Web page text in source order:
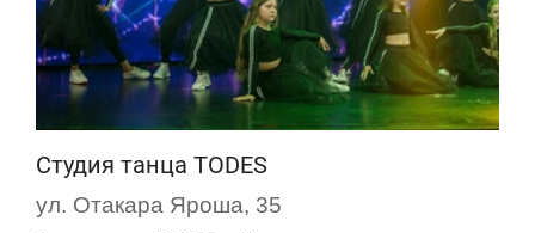
Студия танца TОDES
ул. Отакара Яроша, 35